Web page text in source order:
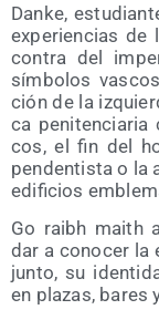
Dan­ke,
expe­rien­cias de
con­tra del
sím­bo­los
ción de la
ca
cos, el fin del
pen­den­tis­ta o la
edi­fi­cios
Go raibh maith
dar a cono­cer la
jun­to, su
en pla­zas, bares